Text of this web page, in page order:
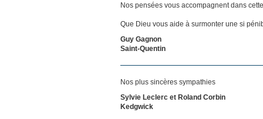
Nos pensées vous accompagnent dans
Que Dieu vous aide à surmonter une si
Guy Gagnon
Saint-Quentin
Nos plus sincères sympathies
Sylvie Leclerc et Roland Corbin
Kedgwick